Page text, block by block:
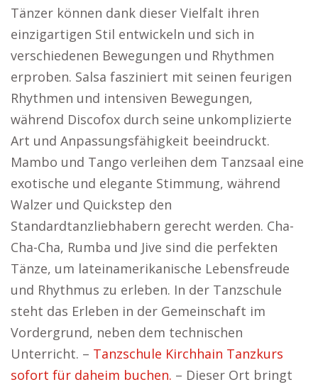
Tänzer können dank dieser Vielfalt ihren
einzigartigen Stil entwickeln und sich in
verschiedenen Bewegungen und Rhythmen
erproben. Salsa fasziniert mit seinen feurigen
Rhythmen und intensiven Bewegungen,
während Discofox durch seine unkomplizierte
Art und Anpassungsfähigkeit beeindruckt.
Mambo und Tango verleihen dem Tanzsaal eine
exotische und elegante Stimmung, während
Walzer und Quickstep den
Standardtanzliebhabern gerecht werden. Cha-
Cha-Cha, Rumba und Jive sind die perfekten
Tänze, um lateinamerikanische Lebensfreude
und Rhythmus zu erleben. In der Tanzschule
steht das Erleben in der Gemeinschaft im
Vordergrund, neben dem technischen
Unterricht. – Tanzschule Kirchhain Tanzkurs
sofort für daheim buchen. – Dieser Ort bringt